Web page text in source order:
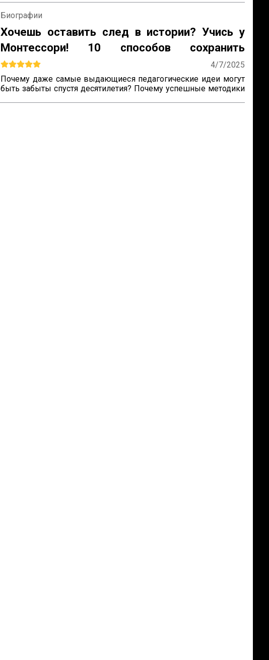
Биографии
Хочешь оставить след в истории? Учись у
Монтессори! 10 способов сохранить
наследие
4/7/2025
Почему даже самые выдающиеся педагогические идеи могут
быть забыты спустя десятилетия? Почему успешные методики